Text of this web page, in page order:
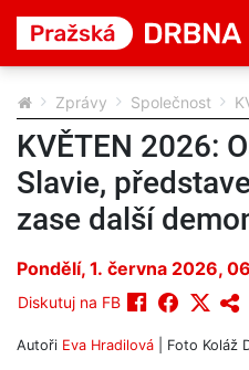
Zprávy Společnost
KVĚTEN 2026:
Slavie,
zase další
Pondělí, 1. června 2026,
Diskutuj na FB
Autoři Eva Hradilová | Foto Koláž